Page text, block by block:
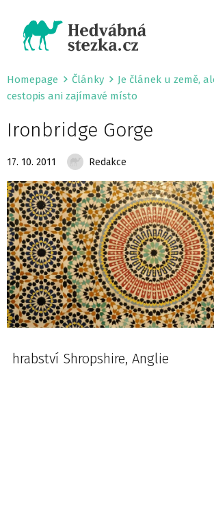
Homepage Články
Je článek u země,
cestopis ani zajímavé místo
Ironbridge Gorge
17. 10. 2011 Redakce
hrabství Shropshire, Anglie